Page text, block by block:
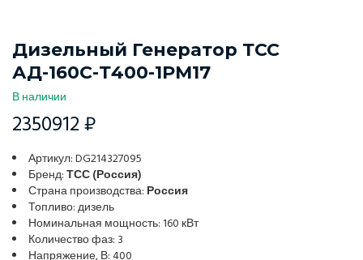
Дизельный Генератор ТСС
АД-160С-Т400-1РМ17
В наличии
2350912 ₽
Артикул: DG214327095
Бренд:ТСС (Россия)
Страна производства: Россия
Топливо: дизель
Номинальная мощность: 160 кВт
Количество фаз: 3